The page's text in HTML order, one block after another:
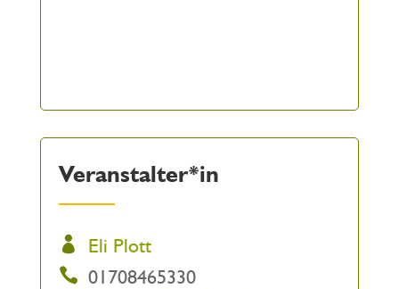
Veranstalter*in
Eli Plott
01708465330